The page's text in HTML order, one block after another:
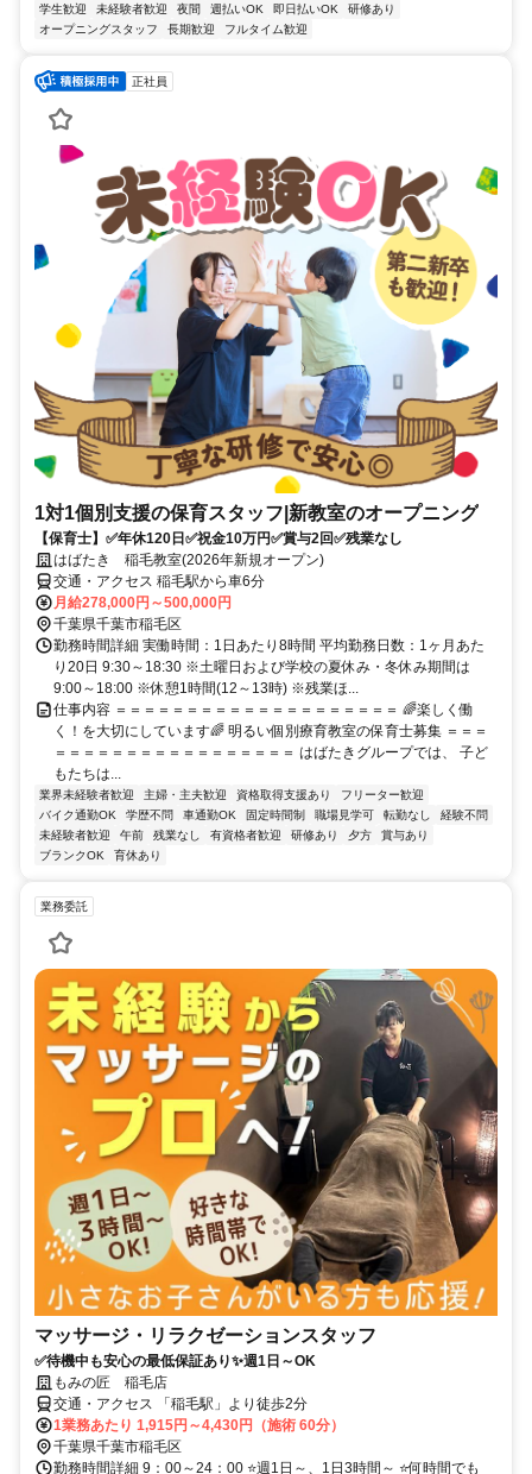
学生歓迎
未経験者歓迎 夜間 週払いOK 即日払いOK
研修あり
オープニングスタッフ
長期歓迎 フルタイム歓迎
正社員
1対1個別支援の保育スタッフ|新教室のオープニング
【保育士】✅年休120日✅祝金10万円✅賞与2回✅残業なし
はばたき 稲毛教室(2026年新規オープン)
交通・アクセス 稲毛駅から車6分
月給278,000円～500,000円
千葉県千葉市稲毛区
勤務時間詳細 実働時間：1日あたり8時間 平均勤務日数：1ヶ月あた
り20日 9:30～18:30 ※土曜日および学校の夏休み・冬休み期間は
9:00～18:00 ※休憩1時間(12～13時) ※残業ほ...
仕事内容 ＝＝＝＝＝＝＝＝＝＝＝＝＝＝＝＝＝＝＝＝ 🌈楽しく働
く！を大切にしています🌈 明るい個別療育教室の保育士募集 ＝＝＝
＝＝＝＝＝＝＝＝＝＝＝＝＝＝＝＝＝ はばたきグループでは、 子ど
もたちは...
業界未経験者歓迎 主婦・主夫歓迎 資格取得支援あり
フリーター歓迎
バイク通勤OK
学歴不問 車通勤OK 固定時間制 職場見学可 転勤なし
経験不問
未経験者歓迎
午前 残業なし 有資格者歓迎 研修あり 夕方
賞与あり
ブランクOK
育休あり
業務委託
マッサージ・リラクゼーションスタッフ
✅待機中も安心の最低保証あり✨週1日～OK
もみの匠 稲毛店
交通・アクセス 「稲毛駅」より徒歩2分
1業務あたり 1,915円～4,430円（施術 60分）
千葉県千葉市稲毛区
勤務時間詳細 9：00～24：00 ⭐週1日～、1日3時間～ ⭐何時間でも